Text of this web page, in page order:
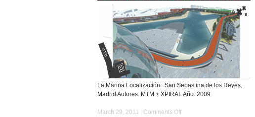
La Marina Localización: San Sebastina de los Reyes,
Madrid Autores: MTM + XPIRAL Año: 2009
March 29, 2011 | Comments Offon